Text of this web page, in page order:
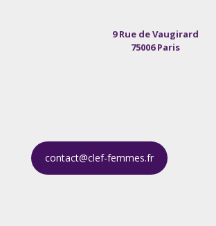
9 Rue de Vaugirard
75006 Paris
contact@clef-femmes.fr